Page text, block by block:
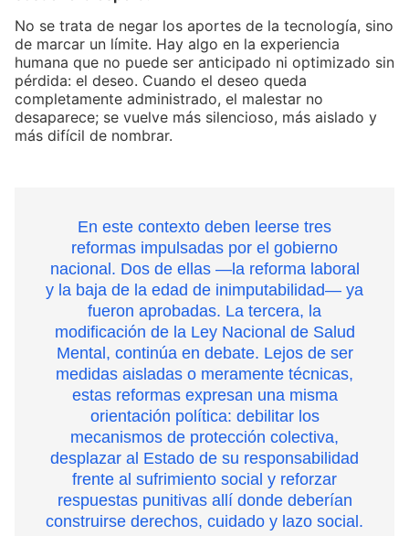
No se trata de negar los aportes de la tecnología, sino
de marcar un límite. Hay algo en la experiencia
humana que no puede ser anticipado ni optimizado sin
pérdida: el deseo. Cuando el deseo queda
completamente administrado, el malestar no
desaparece; se vuelve más silencioso, más aislado y
más difícil de nombrar.
En este contexto deben leerse tres
reformas impulsadas por el gobierno
nacional. Dos de ellas —la reforma laboral
y la baja de la edad de inimputabilidad— ya
fueron aprobadas. La tercera, la
modificación de la Ley Nacional de Salud
Mental, continúa en debate. Lejos de ser
medidas aisladas o meramente técnicas,
estas reformas expresan una misma
orientación política: debilitar los
mecanismos de protección colectiva,
desplazar al Estado de su responsabilidad
frente al sufrimiento social y reforzar
respuestas punitivas allí donde deberían
construirse derechos, cuidado y lazo social.